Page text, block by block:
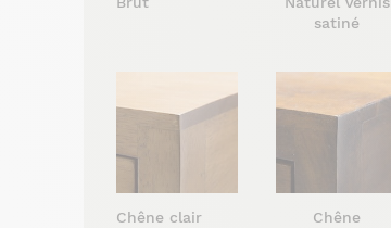
satiné
Chêne clair
Chêne